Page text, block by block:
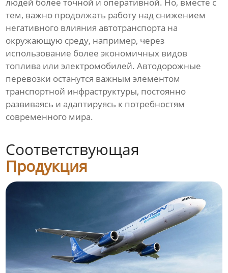
тем, важно продолжать работу над снижением
негативного влияния автотранспорта на
окружающую среду, например, через
использование более экономичных видов
топлива или электромобилей. Автодорожные
перевозки останутся важным элементом
транспортной инфраструктуры, постоянно
развиваясь и адаптируясь к потребностям
современного мира.
Соответствующая
Продукция